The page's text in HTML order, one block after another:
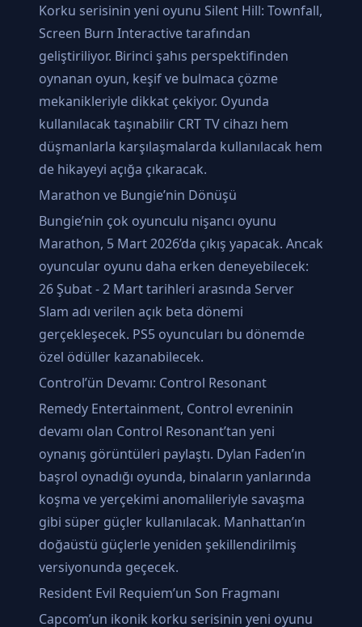
Korku serisinin yeni oyunu Silent Hill: Townfall,
Screen Burn Interactive tarafından
geliştiriliyor. Birinci şahıs perspektifinden
oynanan oyun, keşif ve bulmaca çözme
mekanikleriyle dikkat çekiyor. Oyunda
kullanılacak taşınabilir CRT TV cihazı hem
düşmanlarla karşılaşmalarda kullanılacak hem
de hikayeyi açığa çıkaracak.
Marathon ve Bungie’nin Dönüşü
Bungie’nin çok oyunculu nişancı oyunu
Marathon, 5 Mart 2026’da çıkış yapacak. Ancak
oyuncular oyunu daha erken deneyebilecek:
26 Şubat - 2 Mart tarihleri arasında Server
Slam adı verilen açık beta dönemi
gerçekleşecek. PS5 oyuncuları bu dönemde
özel ödüller kazanabilecek.
Control’ün Devamı: Control Resonant
Remedy Entertainment, Control evreninin
devamı olan Control Resonant’tan yeni
oynanış görüntüleri paylaştı. Dylan Faden’ın
başrol oynadığı oyunda, binaların yanlarında
koşma ve yerçekimi anomalileriyle savaşma
gibi süper güçler kullanılacak. Manhattan’ın
doğaüstü güçlerle yeniden şekillendirilmiş
versiyonunda geçecek.
Resident Evil Requiem’un Son Fragmanı
Capcom’un ikonik korku serisinin yeni oyunu